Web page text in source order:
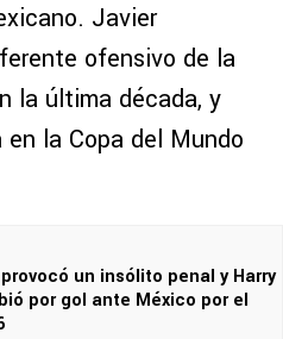
Javier
ofensivo de la
la última década, y
la Copa del Mundo
un insólito penal y Harry
por gol ante México por el